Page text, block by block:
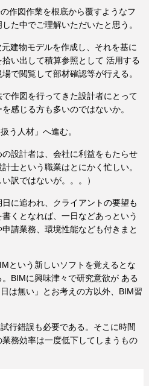
作図作業を根底から覆すようなフ
た中でご理解いただいたと思う。
建物モデルを作成し、それを基に
い出して積算参照として 活用する
で閲覧して部材確認等が行える。
作図を行ってきた設計者にとって
感じる方も多いのではないか。
う人材」へ進む。
設計者は、会社に利益をもたらせ
士という職業はとにかく忙しい。
訳ではないが。。。）
に追われ、クライアントの要望も
くとなれば、一日などあっという
請業務、環境性能なども付きまと
という新しいソフトを覚えるとな
BIMに興味津々で研究意欲が ある
は無い」とお考えの方以外、BIM習
行錯誤も必要である。そこに時間
務効率は一度低下してしまうもの